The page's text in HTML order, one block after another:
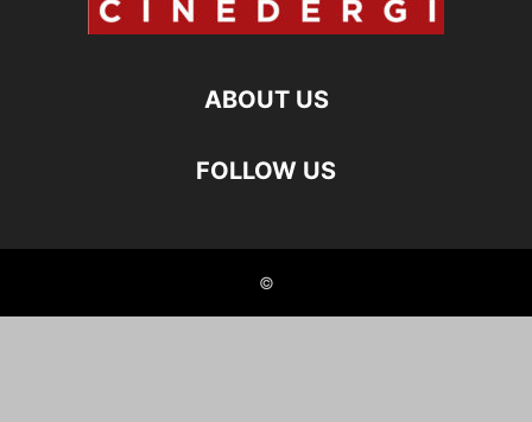
ABOUT US
FOLLOW US
©